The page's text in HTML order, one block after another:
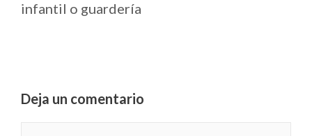
infantil o guardería
Deja un comentario